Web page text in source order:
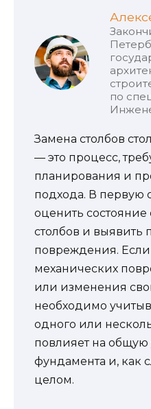
по
Замена столбов
— это процесс,
планирования и
подхода. В первую
оценить
столбов и выявить
повреждения. Если
механических
или изменения
необходимо
одного или
повлияет на общую
фундамента и, как
целом.